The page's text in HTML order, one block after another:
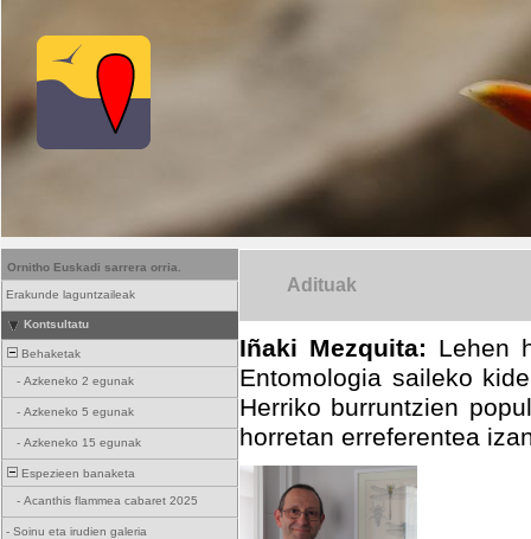
Ornitho Euskadi sarrera orria.
Erakunde laguntzaileak
Kontsultatu
Behaketak
- Azkeneko 2 egunak
- Azkeneko 5 egunak
- Azkeneko 15 egunak
Espezieen banaketa
- Acanthis flammea cabaret 2025
- Soinu eta irudien galeria
Adituak
Iñaki Mezquita: Lehen
Entomologia saileko
Herriko burruntzien
horretan erreferentea